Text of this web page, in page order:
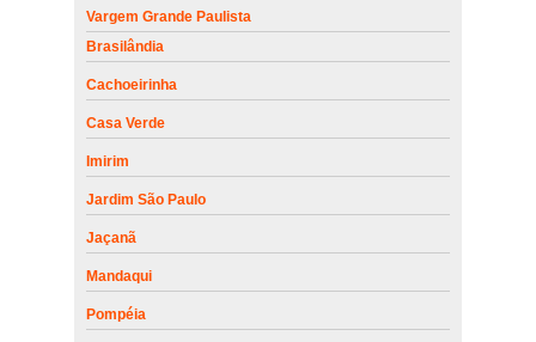
Vargem Grande Paulista
Brasilândia
Cachoeirinha
Casa Verde
Imirim
Jardim São Paulo
Jaçanã
Mandaqui
Pompéia